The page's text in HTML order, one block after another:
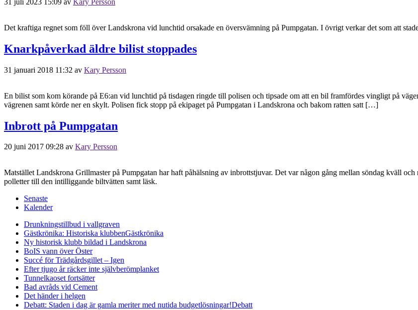
Det kraftiga regnet som föll över Landskrona vid lunchtid orsakade en översvämning på Pumpgatan. I övrigt verkar det som att
Knarkpåverkad äldre bilist stoppades
31 januari 2018 11:32 av Kary Persson
En bilist som kom körande på E6:an vid lunchtid på tisdagen ringde till polisen och tipsade om att en bil framfördes vingligt på
vägrenen samt körde ner en skylt. Polisen fick stopp på ekipaget på Pumpgatan i Landskrona och bakom ratten satt […]
Inbrott på Pumpgatan
20 juni 2017 09:28 av Kary Persson
Matstället Landskrona Grillmaster på Pumpgatan har haft påhälsning av inbrottstjuvar. Det var någon gång mellan söndag kväll
polletter till den intilliggande biltvätten samt läsk.
Senaste
Kalender
Drunkningstillbud i vallgraven
Gästkrönika: Historiska klubbenGästkrönika
Ny historisk klubb bildad i Landskrona
BoIS vann över Öster
Succé för Trädgårdsgillet – Igen
Efter tjugo år räcker inte självberömplanket
Tunnelkaoset fortsätter
Bad avråds vid Cement
Det händer i helgen
Debatt: Staden i dag är gamla meriter med nutida budgetlösningar!Debatt